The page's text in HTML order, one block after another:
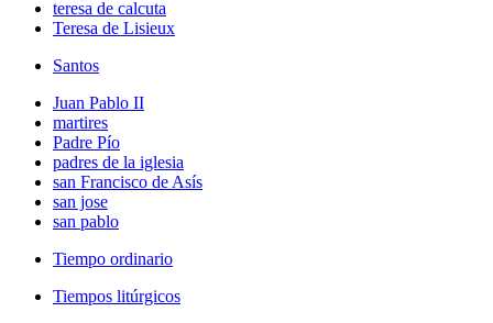
teresa de calcuta
Teresa de Lisieux
Santos
Juan Pablo II
martires
Padre Pío
padres de la iglesia
san Francisco de Asís
san jose
san pablo
Tiempo ordinario
Tiempos litúrgicos